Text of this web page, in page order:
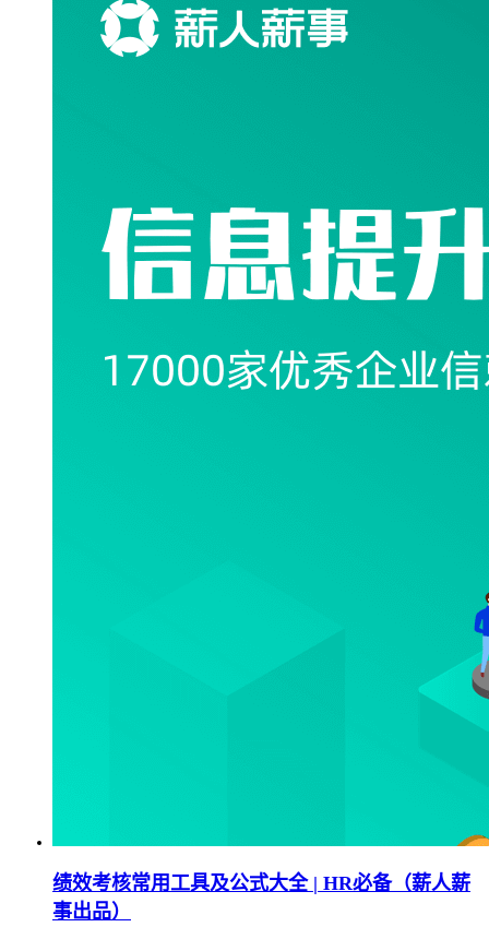
绩效考核常用工具及公式大全 | HR必备（薪人薪
事出品）